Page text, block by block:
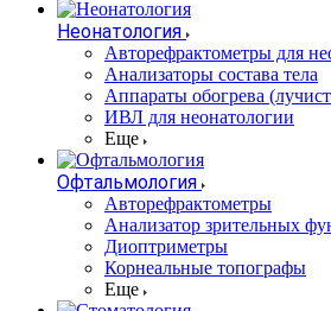
Неонатология
Авторефрактометры для
Анализаторы состава тела
Аппараты обогрева
ИВЛ для неонатологии
Еще
Офтальмология
Авторефрактометры
Анализатор зрительных
Диоптриметры
Корнеальные топографы
Еще